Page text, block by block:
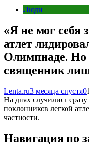
Люди
«Я не мог себя
атлет
Олимпиаде.
священник
Lenta.ru3 месяца спустя0
На днях случились
поклонников легкой
частности.
Навигация по